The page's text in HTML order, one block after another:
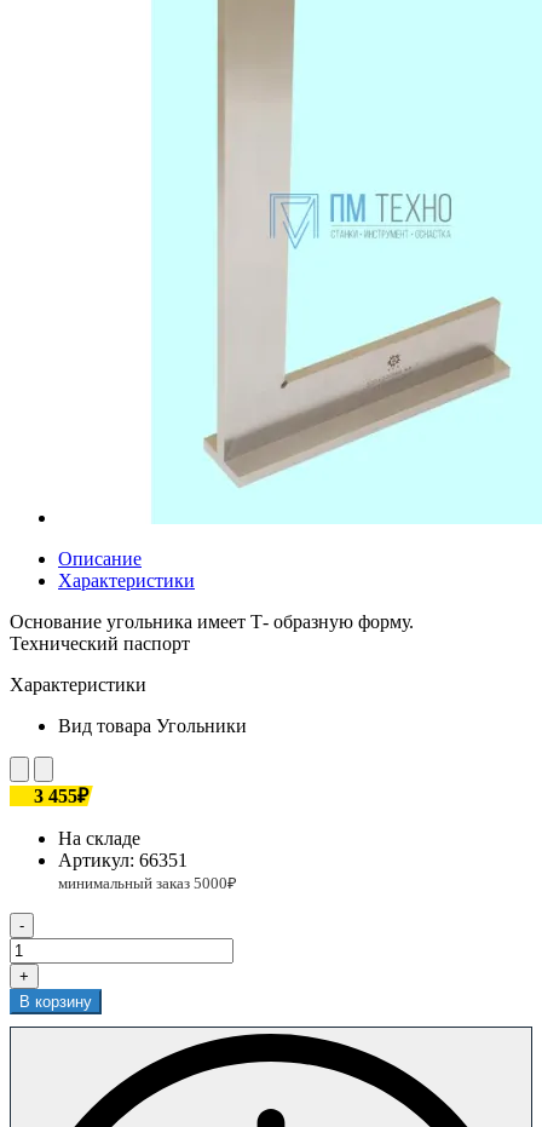
Описание
Характеристики
Основание угольника имеет Т- образную форму.
Технический паспорт
Характеристики
Вид товара Угольники
3 455₽
На складе
Артикул: 66351
-
+
В корзину